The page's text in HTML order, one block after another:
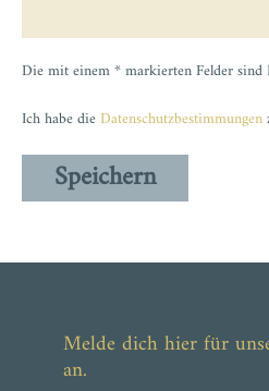
Die mit einem * markierten Felder sind
Ich habe die Datenschutzbestimmungen
Melde dich hier für
an.